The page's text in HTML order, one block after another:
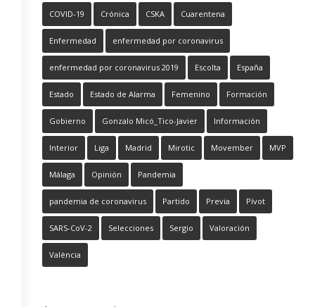
COVID-19 Crónica CSKA Cuarentena
Enfermedad enfermedad por coronavirus
enfermedad por coronavirus 2019 Escolta España
Estado Estado de Alarma Femenino Formación
Gobierno Gonzalo Micó_Tico-Javier Información
Interior Liga Madrid Mirotic Movember MVP
Málaga Opinión Pandemia
pandemia de coronavirus Partido Previa Pívot
SARS-CoV-2 Selecciones Sergio Valoración
València